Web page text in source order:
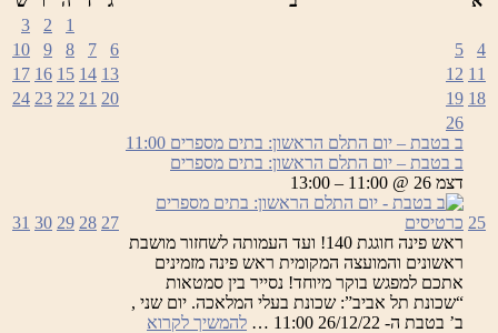
מספרים
1
2
3
4
5
6
7
8
9
10
11
12
13
14
15
16
17
18
19
20
21
22
23
24
25
26
ב בטבת – יום התלם הראשון: בתים מספרים 11:00
ב בטבת – יום התלם הראשון: בתים מספרים
דצמ 26 @ 11:00 – 13:00
כרטיסים
ראש פינה חוגגת 140! ועד העמותה לשחזור מושבת
ראשונים והמועצה המקומית ראש פינה מזמינים
אתכם למפגש בוקר מיוחד! נסייר בין סמטאות
“שכונת תל אביב”: שכונת בעלי המלאכה. יום שני ,
ב’ בטבת ה- 26/12/22 11:00 …
להמשיך לקרוא
27
28
29
30
31